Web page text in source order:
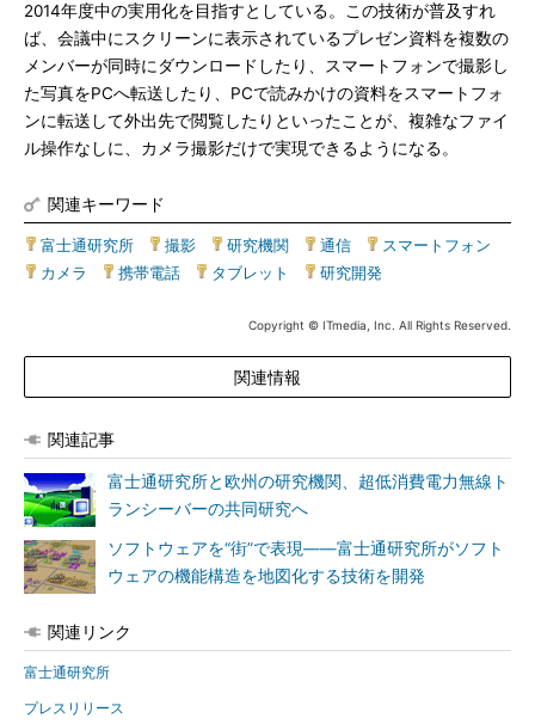
2014年度中の実用化を目指すとしている。この技術が普及すれ
ば、会議中にスクリーンに表示されているプレゼン資料を複数の
メンバーが同時にダウンロードしたり、スマートフォンで撮影し
た写真をPCへ転送したり、PCで読みかけの資料をスマートフォ
ンに転送して外出先で閲覧したりといったことが、複雑なファイ
ル操作なしに、カメラ撮影だけで実現できるようになる。
関連キーワード
富士通研究所 撮影 研究機関 通信 スマートフォン
カメラ
携帯電話 タブレット 研究開発
Copyright © ITmedia, Inc. All Rights Reserved.
関連情報
関連記事
富士通研究所と欧州の研究機関、超低消費電力無線ト
ランシーバーの共同研究へ
ソフトウェアを“街”で表現――富士通研究所がソフト
ウェアの機能構造を地図化する技術を開発
関連リンク
富士通研究所
プレスリリース